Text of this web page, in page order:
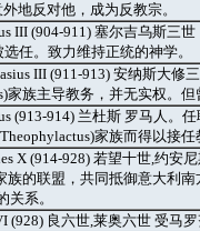
地反对他，成为反教宗。
III (904-911) 塞尔吉乌斯三
任。致力维持正统的神学。
III (911-913) 安纳斯大修
家族主导教务，并无实权。
(913-914) 兰杜斯 罗马人。
家族而得以接任
X (914-928) 若望十世,约安
族的联盟，共同抵御意大利
关系。
良六世,莱奥六世 受马